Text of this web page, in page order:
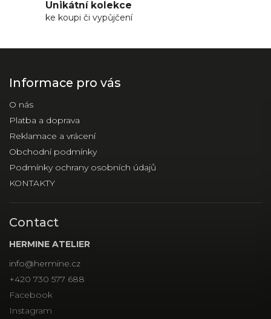
Unikátní kolekce
ke koupi či vypůjčení
Informace pro vás
O nás
Platba a doprava
Reklamace a vrácení
Obchodní podmínky
Podmínky ochrany osobních údajů
KONTAKTY
Contact
HERMINE ATELIER
info@hermine.cz
+420 730 577 688
Facebook
Instagram